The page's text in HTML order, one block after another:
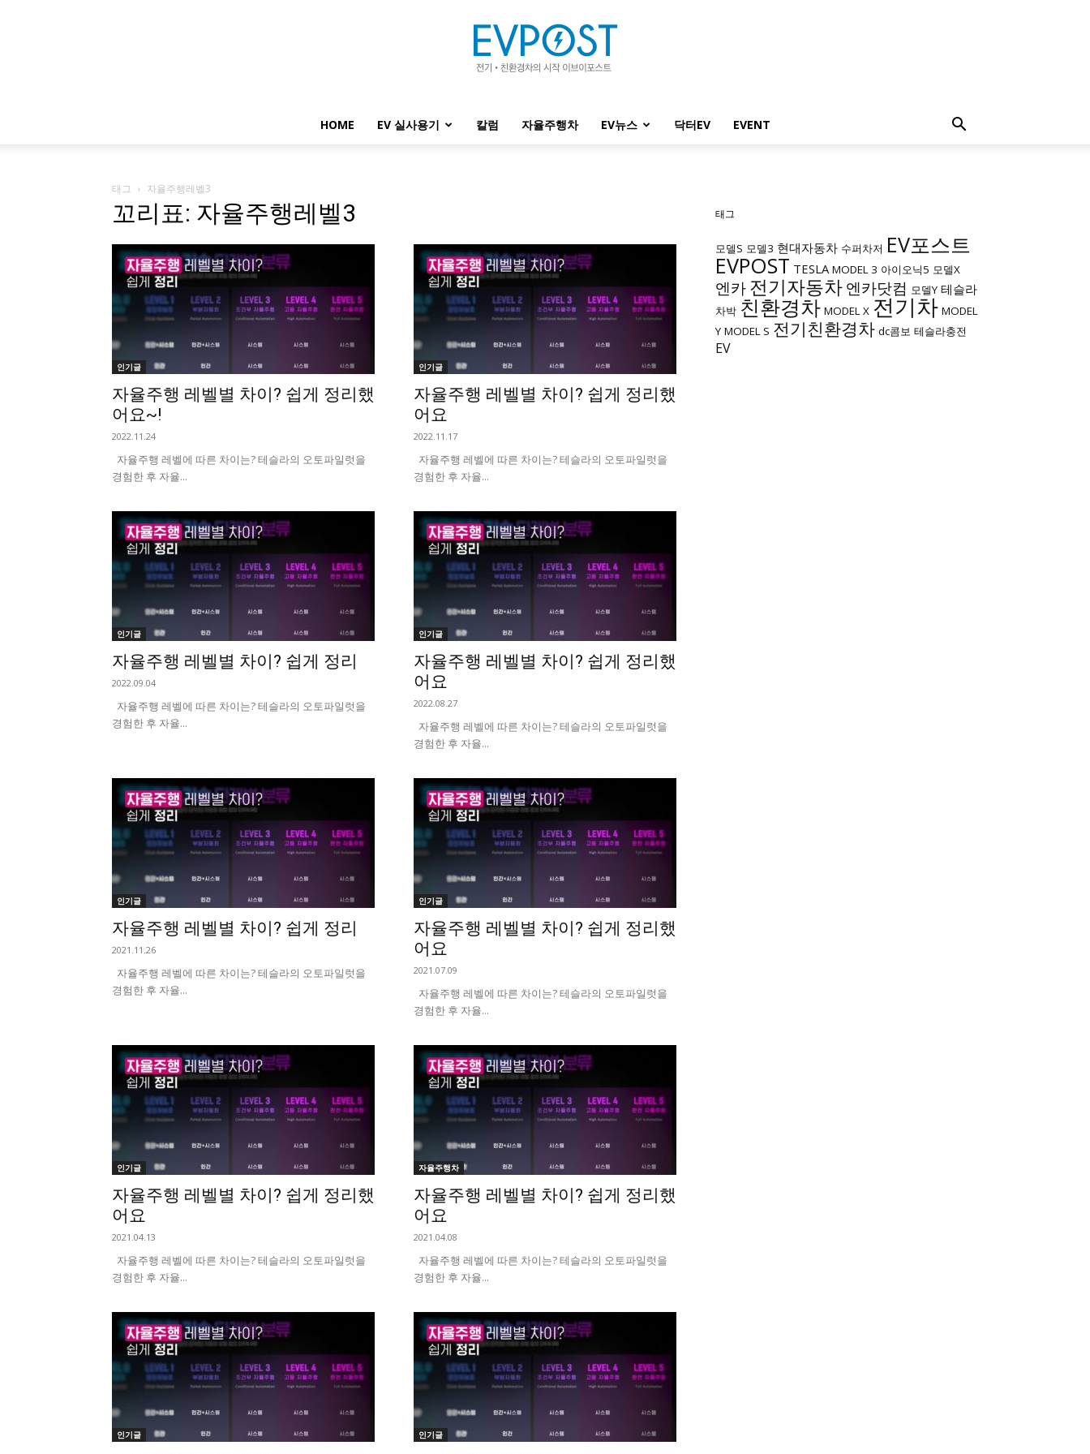
HOME EV 실사용기 칼럼 자율주행차 EV뉴스 닥터EV EVENT
태그 자율주행레벨3
꼬리표: 자율주행레벨3
인기글
자율주행 레벨별 차이? 쉽게 정리했
어요~!
2022.11.24
자율주행 레벨에 따른 차이는? 테슬라의 오토파일럿을
경험한 후 자율...
인기글
자율주행 레벨별 차이? 쉽게 정리했
어요
2022.11.17
자율주행 레벨에 따른 차이는? 테슬라의 오토파일럿을
경험한 후 자율...
인기글
자율주행 레벨별 차이? 쉽게 정리
2022.09.04
자율주행 레벨에 따른 차이는? 테슬라의 오토파일럿을
경험한 후 자율...
인기글
자율주행 레벨별 차이? 쉽게 정리했
어요
2022.08.27
자율주행 레벨에 따른 차이는? 테슬라의 오토파일럿을
경험한 후 자율...
인기글
자율주행 레벨별 차이? 쉽게 정리
2021.11.26
자율주행 레벨에 따른 차이는? 테슬라의 오토파일럿을
경험한 후 자율...
인기글
자율주행 레벨별 차이? 쉽게 정리했
어요
2021.07.09
자율주행 레벨에 따른 차이는? 테슬라의 오토파일럿을
경험한 후 자율...
인기글
자율주행 레벨별 차이? 쉽게 정리했
어요
2021.04.13
자율주행 레벨에 따른 차이는? 테슬라의 오토파일럿을
경험한 후 자율...
자율주행차
자율주행 레벨별 차이? 쉽게 정리했
어요
2021.04.08
자율주행 레벨에 따른 차이는? 테슬라의 오토파일럿을
경험한 후 자율...
인기글 인기글
태그
모델S 모델3 현대자동차 수퍼차저 EV포스트
EVPOST TESLA MODEL 3 아이오닉5 모델X
엔카 전기자동차 엔카닷컴 모델Y 테슬라
차박 친환경차 MODEL X 전기차 MODEL
Y MODEL S 전기친환경차 dc콤보 테슬라충전
EV